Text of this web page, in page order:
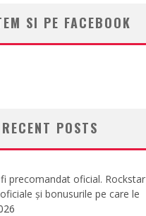
SI PE FACEBOOK
RECENT POSTS
precomandat oficial. Rockstar
și bonusurile pe care le